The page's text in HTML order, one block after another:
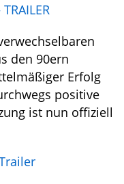
den 90ern
Erfolg
positive
ist nun offiziell